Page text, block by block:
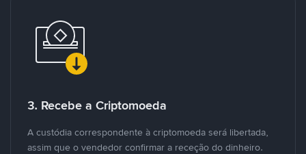
3. Recebe a Criptomoeda
A custódia correspondente à criptomoeda será libertada,
assim que o vendedor confirmar a receção do dinheiro.